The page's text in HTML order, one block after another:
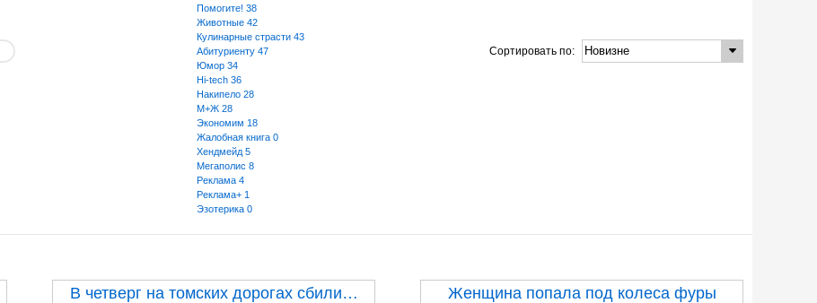
Помогите! 38
Животные 42
Кулинарные страсти 43
Абитуриенту 47
Юмор 34
Hi-tech 36
Накипело 28
М+Ж 28
Экономим 18
Жалобная книга 0
Хендмейд 5
Мегаполис 8
Реклама 4
Реклама+ 1
Эзотерика 0
Сортировать по:
В четверг на томских дорогах сбили…
Женщина попала под колеса фуры